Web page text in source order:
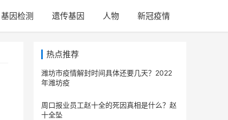
基因检测 遗传基因 人物 新冠疫情
热点推荐
潍坊市疫情解封时间具体还要几天？2022
年潍坊疫
周口报业员工赵十全的死因真相是什么？赵
十全坠